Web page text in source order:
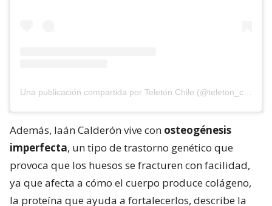
Además, Iaán Calderón vive con osteogénesis
imperfecta, un tipo de trastorno genético que
provoca que los huesos se fracturen con facilidad,
ya que afecta a cómo el cuerpo produce colágeno,
la proteína que ayuda a fortalecerlos, describe la